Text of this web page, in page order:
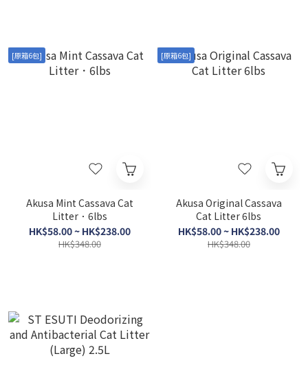
[原箱6包]
Akusa Mint Cassava Cat
Litter．6lbs
HK$58.00 ~ HK$238.00
HK$348.00
[原箱6包]
Akusa Original Cassava
Cat Litter 6lbs
HK$58.00 ~ HK$238.00
HK$348.00